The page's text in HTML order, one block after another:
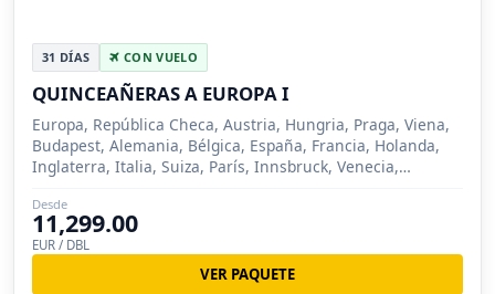
31 DÍAS CON VUELO
QUINCEAÑERAS A EUROPA I
Europa, República Checa, Austria, Hungria, Praga, Viena,
Budapest, Alemania, Bélgica, España, Francia, Holanda,
Inglaterra, Italia, Suiza, París, Innsbruck, Venecia,
Desde
11,299.00
EUR / DBL
VER PAQUETE